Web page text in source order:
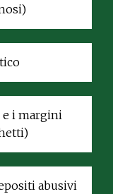
e i margini
abusivi